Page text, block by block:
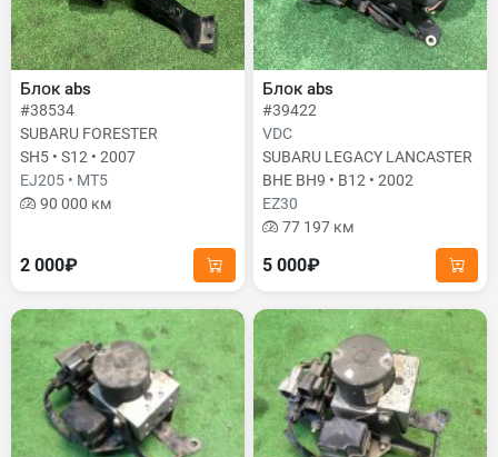
Блок abs
#38534
SUBARU FORESTER
SH5 • S12 • 2007
EJ205 • MT5
90 000 км
2 000₽
Блок abs
#39422
VDC
SUBARU LEGACY LANCASTER
BHE BH9 • B12 • 2002
EZ30
77 197 км
5 000₽